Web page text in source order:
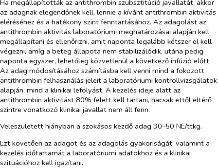
Ha megállapították az antithrombin szubsztitúció javallatát, akkor
az adagnak elegendőnek kell, lennie a kívánt antithrombin aktivitás
eléréséhez és a hatékony szint fenntartásához. Az adagolást az
antithrombin aktivitás laboratóriumi meghatározásai alapján kell
megállapítani és ellenőrizni, amit naponta legalább kétszer el kell
végezni, amíg a beteg állapota nem stabilizálódik, utána pedig
naponta egyszer, lehetőleg közvetlenül a következő infúzió előtt.
Az adag módosításához számításba kell venni mind a fokozott
antithrombin felhasználás jeleit a laboratóriumi kontrollvizsgálatok
alapján, mind a klinikai lefolyást. A kezelés ideje alatt az
antithrombin aktivitást 80% felett kell tartani, hacsak ettől eltérő
szintre vonatkozó klinikai javallat nem áll fenn.
Veleszületett hiányban a szokásos kezdő adag 30–50 NE/ttkg.
Ezt követően az adagot és az adagolás gyakoriságát, valamint a
kezelés időtartamát a laboratóriumi adatokhoz és a klinikai
szituációhoz kell igazítani.